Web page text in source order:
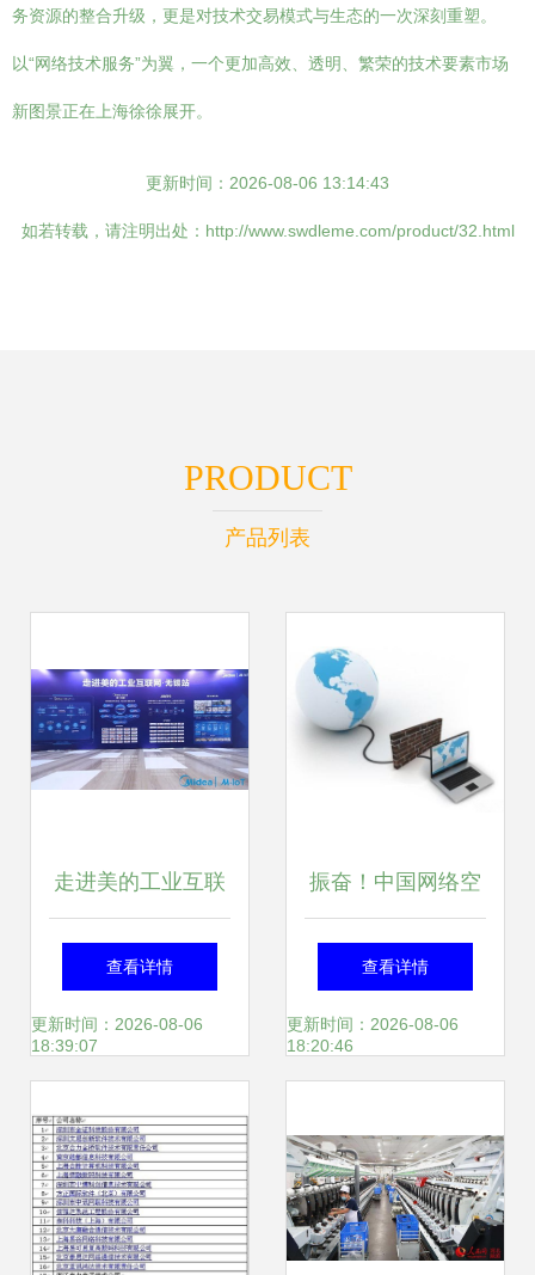
务资源的整合升级，更是对技术交易模式与生态的一次深刻重塑。
以“网络技术服务”为翼，一个更加高效、透明、繁荣的技术要素市场
新图景正在上海徐徐展开。
更新时间：2026-08-06 13:14:43
如若转载，请注明出处：http://www.swdleme.com/product/32.html
PRODUCT
产品列表
走进美的工业互联
网无锡站 最强矩阵
亮相，世界级软硬
能智造未来
查看详情
更新时间：2026-08-06
18:39:07
振奋！中国网络空
间防御技术获重大
突破，上海网络技
查看详情
更新时间：2026-08-06
18:20:46